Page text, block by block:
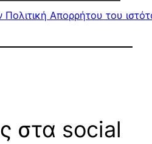
Πολιτική Απορρήτου του
στα social